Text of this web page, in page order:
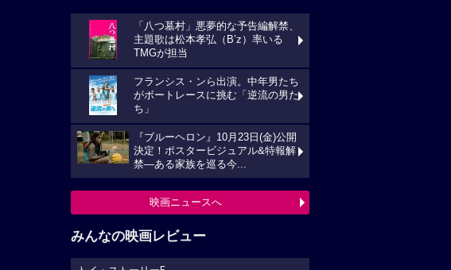
「八つ墓村」悪夢的な予告編解禁、
主題歌は松本孝弘（B’z）率いる
TMGが担当
フランシス・ンら出演。中年男たち
がボートレースに挑む「逆流の男た
ち」
『ブルーヘロン』10月23日(金)公開
決定！ポスタービジュアル&特報解
禁―ある家族を巡る今...
映画ニュースへ
みんなの映画レビュー